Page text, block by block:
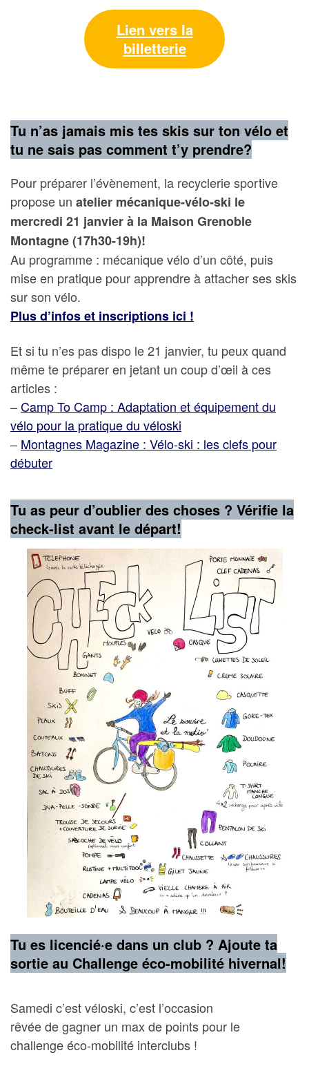
Lien vers la
billetterie
Tu n’as jamais mis tes skis sur ton vélo et
tu ne sais pas comment t’y prendre?
Pour préparer l’évènement, la recyclerie sportive
propose un atelier mécanique-vélo-ski le
mercredi 21 janvier à la Maison Grenoble
Montagne (17h30-19h)!
Au programme : mécanique vélo d’un côté, puis
mise en pratique pour apprendre à attacher ses skis
sur son vélo.
Plus d’infos et inscriptions ici !
Et si tu n’es pas dispo le 21 janvier, tu peux quand
même te préparer en jetant un coup d’œil à ces
articles :
–Camp To Camp : Adaptation et équipement du
vélo pour la pratique du véloski
– Montagnes Magazine : Vélo-ski : les clefs pour
débuter
Tu as peur d’oublier des choses ? Vérifie la
check-list avant le départ!
Tu es licencié·e dans un club ? Ajoute ta
sortie au Challenge éco-mobilité hivernal!
Samedi c’est véloski, c’est l’occasion
rêvée de gagner un max de points pour le
challenge éco-mobilité interclubs !